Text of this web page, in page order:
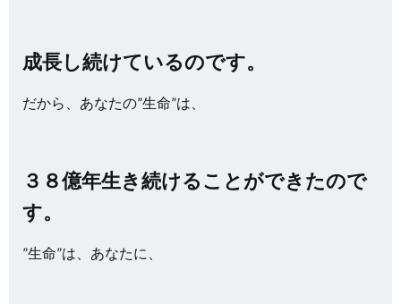
成長し続けているのです。
だから、あなたの”生命”は、
３８億年生き続けることができたので
す。
”生命”は、あなたに、